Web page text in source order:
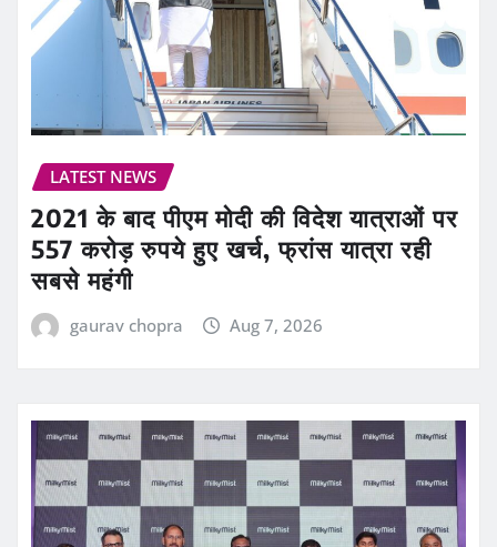
LATEST NEWS
2021 के बाद पीएम मोदी की विदेश यात्राओं पर
557 करोड़ रुपये हुए खर्च, फ्रांस यात्रा रही
सबसे महंगी
gaurav chopra Aug 7, 2026